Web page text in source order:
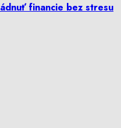
financie bez stresu